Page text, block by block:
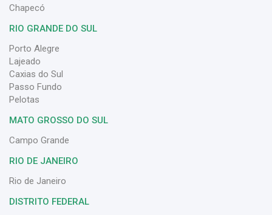
Chapecó
RIO GRANDE DO SUL
Porto Alegre
Lajeado
Caxias do Sul
Passo Fundo
Pelotas
MATO GROSSO DO SUL
Campo Grande
RIO DE JANEIRO
Rio de Janeiro
DISTRITO FEDERAL